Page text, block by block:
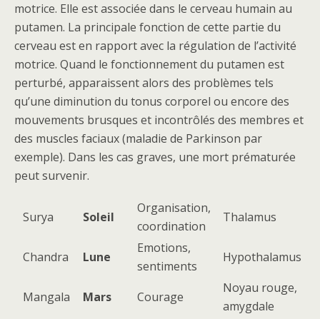
motrice. Elle est associée dans le cerveau humain au
putamen. La principale fonction de cette partie du
cerveau est en rapport avec la régulation de l’activité
motrice. Quand le fonctionnement du putamen est
perturbé, apparaissent alors des problèmes tels
qu’une diminution du tonus corporel ou encore des
mouvements brusques et incontrôlés des membres et
des muscles faciaux (maladie de Parkinson par
exemple). Dans les cas graves, une mort prématurée
peut survenir.
Surya Soleil
Organisation,
coordination
Thalamus
Chandra Lune
Emotions,
sentiments
Hypothalamus
Mangala Mars Courage
Noyau rouge,
amygdale